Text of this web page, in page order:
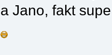
Jano, fakt